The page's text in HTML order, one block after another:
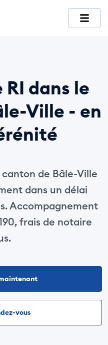
dans le
Ville - en
de Bâle-Ville
dans un délai
Accompagnement
frais de notaire
vous